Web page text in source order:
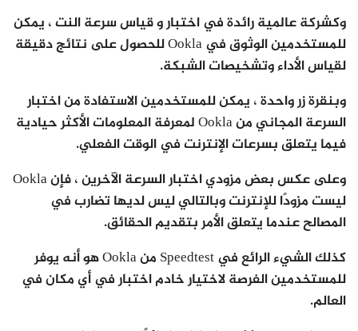
وكشركة عالمية رائدة في اختبار و قياس سرعة النت ، يمكن
للمستخدمين الوثوق في Ookla للحصول على نتائج دقيقة
لقياس الأداء وتشخيصات الشبكة.
وبنقرة زر واحدة ، يمكن للمستخدمين الاستفادة من اختبار
السرعة المجاني من Ookla لمعرفة المعلومات الأكثر حيادية
فيما يتعلق بسرعات الإنترنت في الوقت الفعلي.
وعلى عكس بعض مزودي اختبار السرعة الآخرين ، فإن Ookla
ليست مزودًا للإنترنت وبالتالي ليس لديها تضارب في
المصالح عندما يتعلق الأمر بتقديم الحقائق.
كذلك الشيء الرائع في Speedtest من Ookla هو أنه يوفر
للمستخدمين الفرصة لاختيار خادم اختبار في أي مكان في
العالم.